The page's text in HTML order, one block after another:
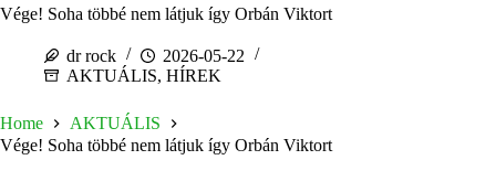
Vége! Soha többé nem látjuk így Orbán Viktort
dr rock
2026-05-22
AKTUÁLIS, HÍREK
Home
AKTUÁLIS
Vége! Soha többé nem látjuk így Orbán Viktort